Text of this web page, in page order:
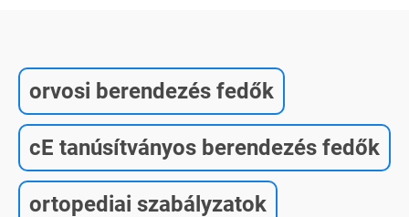
orvosi berendezés fedők
cE tanúsítványos berendezés fedők
ortopediai szabályzatok